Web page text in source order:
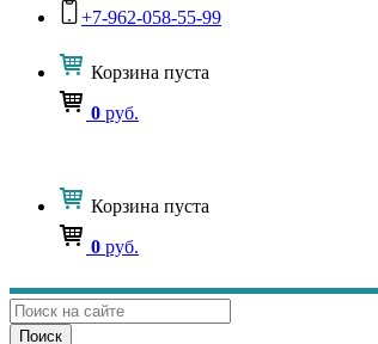
+7-962-058-55-99
Корзина пуста
0 руб.
Корзина пуста
0 руб.
Поиск